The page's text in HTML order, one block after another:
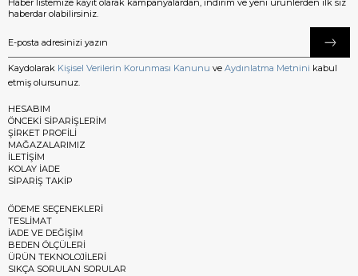
Haber listemize kayıt olarak kampanyalardan, indirim ve yeni ürünlerden ilk siz
haberdar olabilirsiniz.
Kaydolarak Kişisel Verilerin Korunması Kanunu ve Aydınlatma Metnini kabul
etmiş olursunuz.
HESABIM
ÖNCEKİ SİPARİŞLERİM
ŞİRKET PROFİLİ
MAĞAZALARIMIZ
İLETİŞİM
KOLAY İADE
SİPARİŞ TAKİP
ÖDEME SEÇENEKLERİ
TESLİMAT
İADE VE DEĞİŞİM
BEDEN ÖLÇÜLERİ
ÜRÜN TEKNOLOJİLERİ
SIKÇA SORULAN SORULAR